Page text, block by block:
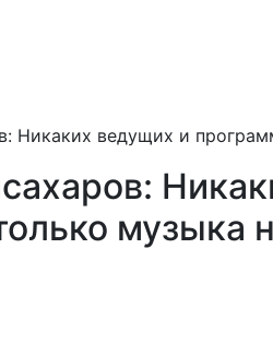
Никаких ведущих и
музыка